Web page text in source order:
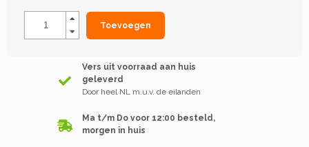
Toevoegen
Vers uit voorraad aan huis
geleverd
Door heel NL m.u.v. de eilanden
Ma t/m Do voor 12:00 besteld,
morgen in huis